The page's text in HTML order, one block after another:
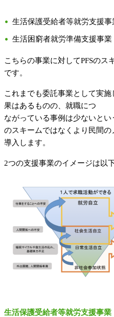
生活保護受給者等就労支援事
生活困窮者就労準備支援事業
こちらの事業に対してPFSのス
です。
これまでも委託事業として実
果はあるものの、就職につ
ながっている事例は少ないと
のスキームではなくより民間の
導入します。
2つの支援事業のイメージは以
生活保護受給者等就労支援事業